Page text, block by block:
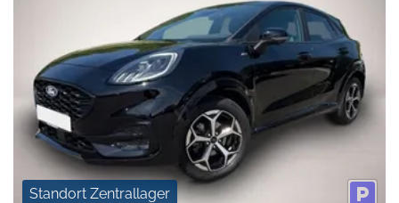
Standort Zentrallager